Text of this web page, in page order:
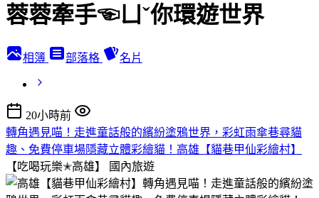
蓉蓉牽手☜ㄩˇ你環遊世界
相簿 部落格 名片
20小時前
轉角遇見喵！走進童話般的繽紛塗鴉世界，彩虹雨傘巷尋貓
趣、免費停車場隱藏立體彩繪貓！高雄【貓巷甲仙彩繪村】
【吃喝玩樂✭高雄】
國內旅遊